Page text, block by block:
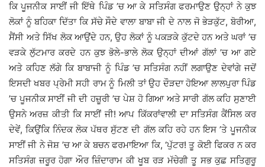
ਕਿ ਪੂਜਨੀਕ ਸਾਈਂ ਜੀ ਇੱਥੇ ਪਿੰਡ ’ਚ ਆ ਕੇ ਸਤਿਸੰਗ ਫਰਮਾਉਣ ਉਨ੍ਹਾਂ ਨੇ ਕੁਝ
ਲੋਕਾਂ ਨੂੰ ਬਹਿਕਾ ਦਿੱਤਾ ਕਿ ਸੱਚੇ ਸੌਦੇ ਵਾਲਾ ਬਾਬਾ ਜੀ ਦੇ ਨਾਲ ਜੋ ਭੇੜਕੁੱਟ, ਬੋਰੀਆ,
ਸੈਂਸੀ ਅਤੇ ਸਿੱਖ ਲੋਕ ਆਉਂਦੇ ਹਨ, ਉਹ ਲੋਕਾਂ ਨੂੰ ਪਕੜਕੇ ਕੁੱਟਦੇ ਹਨ ਅਤੇ ਘਰਾਂ ’ਚ
ਵੜਕੇ ਲੁੱਟਮਾਰ ਕਰਦੇ ਹਨ ਕੁਝ ਭੋਲੇ-ਭਾਲੇ ਲੋਕ ਉਨ੍ਹਾਂ ਦੀਆਂ ਗੱਲਾਂ ’ਚ ਆ ਗਏ
ਅਤੇ ਕਹਿਣ ਲੱਗੇ ਕਿ ਬਾਬਾਜੀ ਨੂੰ ਪਿੰਡ ’ਚ ਸਤਿਸੰਗ ਨਹੀਂ ਲਗਾਉਣ ਦੇਵਾਂਗੇ ਜਦੋਂ
ਇਸਦੀ ਖਬਰ ਪ੍ਰੇਮੀ ਸਹੀ ਰਾਮ ਨੂੰ ਮਿਲੀ ਤਾਂ ਉਹ ਦੌੜਦਾ ਹੋਇਆ ਲਾਲਪੁਰਾ ਪਿੰਡ
’ਚ ਪੂਜਨੀਕ ਸਾਈਂ ਜੀ ਦੀ ਹਜ਼ੂਰੀ ’ਚ ਪੇਸ਼ ਹੋ ਗਿਆ ਅਤੇ ਸਾਰੀ ਗੱਲ ਕਹਿ ਸੁਣਾਈ
ਉਸਨੇ ਅਰਜ਼ ਕੀਤੀ ਕਿ ਸਾਈਂ ਜੀ! ਆਪ ਕਿੱਕਰਾਂਵਾਲੀ ਦਾ ਸਤਿਸੰਗ ਕੈਂਸਿਲ ਕਰ
ਦੇਵੇਂ, ਕਿਉਂਕਿ ਨਿੰਦਕ ਲੋਕ ਪੱਥਰ ਸੁੱਟਣ ਦੀ ਗੱਲ ਕਹਿ ਰਹੇ ਹਨ ਇਸ ’ਤੇ ਪੂਜਨੀਕ
ਸਾਈਂ ਜੀ ਨੇ ਜੋਸ਼ ’ਚ ਆ ਕੇ ਬਚਨ ਫਰਮਾਇਆ ਕਿ, ‘ਪੁੱਟਰ! ਤੂ ਕੋਈ ਫਿਕਰ ਨ ਕਰ
ਸਤਿਸੰਗ ਜ਼ਰੂਰ ਹੋਗਾ ਔਰ ਜ਼ਿੰਦਾਰਾਮ ਕੀ ਖੂਬ ਰੜ ਮੱਚੇਗੀ ਤੂ ਸਭ ਕੁਛ ਸਤਿਗੁਰੂ